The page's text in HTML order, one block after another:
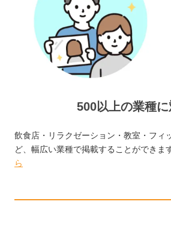
500以上の業種
飲食店・リラクゼーション・教室・フィ
ど、幅広い業種で掲載することができま
ら